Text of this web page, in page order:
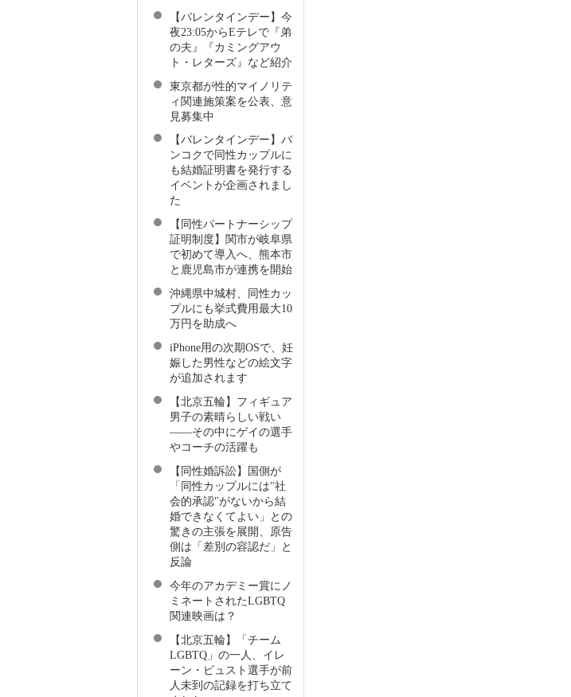
【バレンタインデー】今
夜23:05からEテレで『弟
の夫』『カミングアウ
ト・レターズ』など紹介
東京都が性的マイノリテ
ィ関連施策案を公表、意
見募集中
【バレンタインデー】バ
ンコクで同性カップルに
も結婚証明書を発行する
イベントが企画されまし
た
【同性パートナーシップ
証明制度】関市が岐阜県
で初めて導入へ、熊本市
と鹿児島市が連携を開始
沖縄県中城村、同性カッ
プルにも挙式費用最大10
万円を助成へ
iPhone用の次期OSで、妊
娠した男性などの絵文字
が追加されます
【北京五輪】フィギュア
男子の素晴らしい戦い
――その中にゲイの選手
やコーチの活躍も
【同性婚訴訟】国側が
「同性カップルには"社
会的承認"がないから結
婚できなくてよい」との
驚きの主張を展開、原告
側は「差別の容認だ」と
反論
今年のアカデミー賞にノ
ミネートされたLGBTQ
関連映画は？
【北京五輪】「チーム
LGBTQ」の一人、イレ
ーン・ビュスト選手が前
人未到の記録を打ち立て